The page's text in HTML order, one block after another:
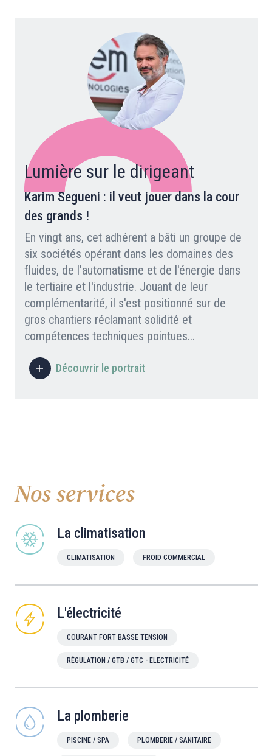
Lumière sur le dirigeant
Karim Segueni : il veut jouer dans la cour
des grands !
En vingt ans, cet adhérent a bâti un groupe de
six sociétés opérant dans les domaines des
fluides, de l'automatisme et de l'énergie dans
le tertiaire et l'industrie. Jouant de leur
complémentarité, il s'est positionné sur de
gros chantiers réclamant solidité et
compétences techniques pointues...
Découvrir le portrait
Nos services
La climatisation
CLIMATISATION FROID COMMERCIAL
L'électricité
COURANT FORT BASSE TENSION
RÉGULATION / GTB / GTC - ELECTRICITÉ
La plomberie
PISCINE / SPA PLOMBERIE / SANITAIRE